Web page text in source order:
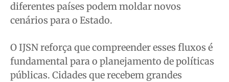
diferentes países podem moldar novos
cenários para o Estado.
O IJSN reforça que compreender esses fluxos é
fundamental para o planejamento de políticas
públicas. Cidades que recebem grandes